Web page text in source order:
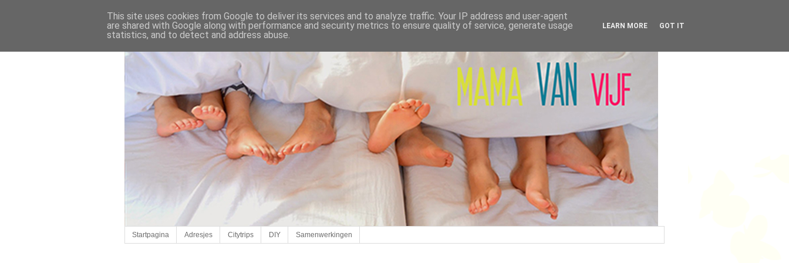
Startpagina Adresjes Citytrips DIY Samenwerkingen
This site uses cookies from Google to deliver its services and to analyze traffic. Your IP address and user-agent
are shared with Google along with performance and security metrics to ensure quality of service, generate usage
statistics, and to detect and address abuse.
LEARN MORE GOT IT